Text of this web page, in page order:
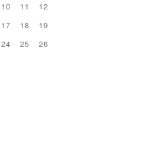
10 11
12
17 18
19
24 25
26